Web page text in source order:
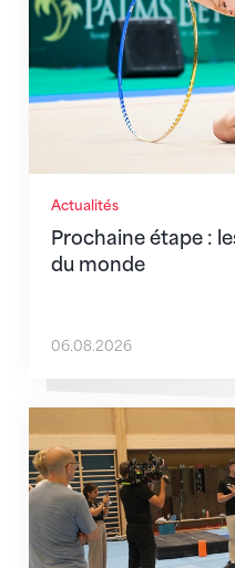
Actualités
Prochaine étape :
du monde
06.08.2026
En route pour Zagreb